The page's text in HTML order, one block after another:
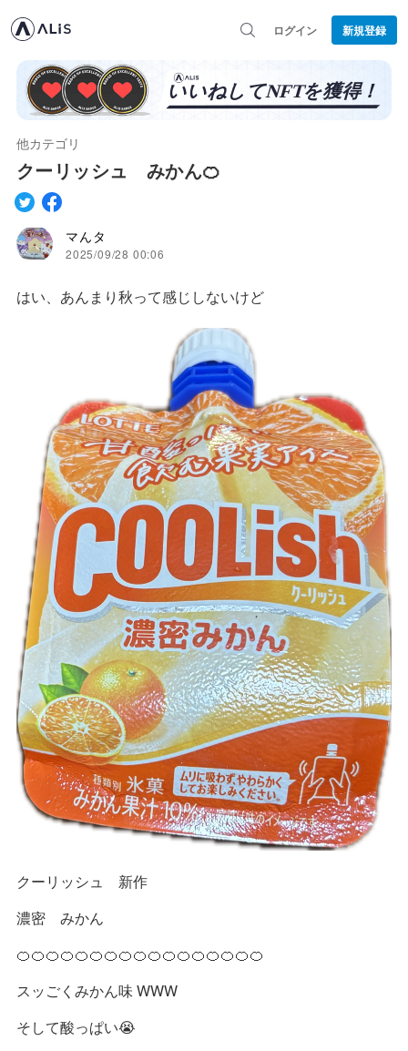
ログイン 新規登録
他カテゴリ
クーリッシュ みかん🍊
マんタ
2025/09/28 00:06
はい、あんまり秋って感じしないけど
クーリッシュ 新作
濃密 みかん
🍊🍊🍊🍊🍊🍊🍊🍊🍊🍊🍊🍊🍊🍊🍊🍊🍊
スッごくみかん味 WWW
そして酸っぱい😭